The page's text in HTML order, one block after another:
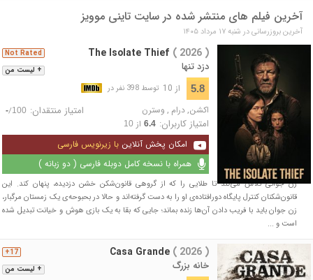
آخرین فیلم های منتشر شده در سایت تاینی موویز
آخرین بروزرسانی در شنبه ۱۷ مرداد ۱۴۰۵
+ لیست من
Not Rated The Isolate Thief ( 2026 )
دزد تنها
5.8 از 10 توسط 398 نفر در
اکشن,درام , وسترن امتیاز منتقدان: -/100
امتیاز کاربران: 6.4از 10
امکان پخش آنلاین با زیرنویس فارسی
همراه با نسخه کامل دوبله فارسی ( دو زبانه )
زن جوانی تلاش می‌کند تا طلایی را که از گروهی قانون‌شکن خشن دزدیده، پنهان کند. این
قانون‌شکنان کنترل پایگاه دورافتاده‌ی او را به دست گرفته‌اند و حالا در بحبوحه‌ی یک زمستان مرگبار،
زن جوان باید با فریب دادن آن‌ها زنده بماند؛ جایی که بقا به یک بازی هوش و خیانت تبدیل شده
است و ...
+ لیست من
17+ Casa Grande ( 2026 )
خانه بزرگ